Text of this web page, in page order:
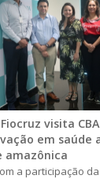
visita
em saúde
amazônica
a participação